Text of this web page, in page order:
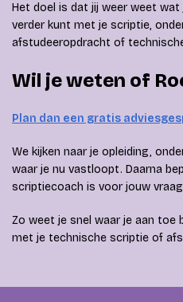
Het doel is dat jij weer weet
verder kunt met je scriptie,
afstudeeropdracht of
Wil je weten of
Plan dan een gratis
We kijken naar je opleiding,
waar je nu vastloopt. Daarna
scriptiecoach is voor jouw
Zo weet je snel waar je aan toe
met je technische scriptie of